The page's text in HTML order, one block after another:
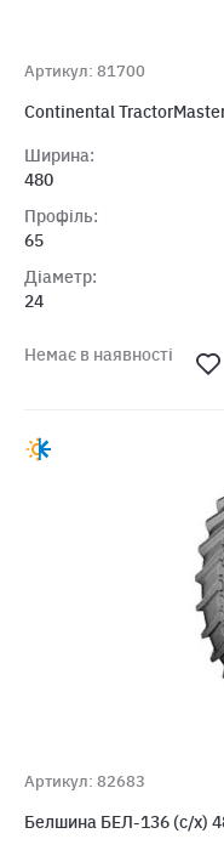
Артикул: 81700
Continental
Ширина:
480
Профіль:
65
Діаметр:
24
Немає в наявності
Артикул: 82683
Белшина БЕЛ-136 (с/х)